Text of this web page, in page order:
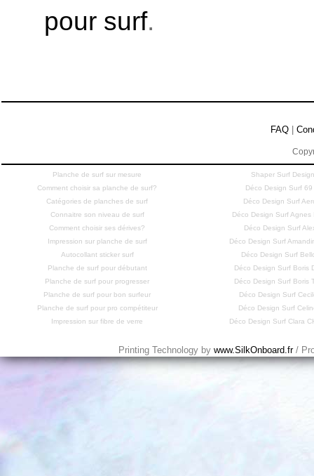
pour surf.
FAQ |
Planche de surf sur mesure
Comment choisir sa planche de surf?
Catégories de planches de surf
Connaitre son niveau de surf
Comment choisir ses dérives?
Impression sur planche de surf
Autocollant sticker surf
Planche de surf pour débutant
Planche de surf pour progresser
Planche de surf pour bon surfeur
Planche de surf pour pro compétiteur
Impression sur fibre de verre
Shaper Surf
Déco Design Surf 69
Déco Design Surf
Déco Design Surf Agnes
Déco Design Surf
Déco Design Surf
Déco Design Surf
Déco Design Surf Boris
Déco Design Surf Boris
Déco Design Surf
Déco Design Surf
Déco Design Surf Clara
Printing Technology bywww.SilkOnboard.fr /